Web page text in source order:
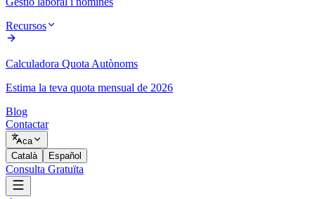
Recursos
Calculadora Quota Autònoms
Estima la teva quota mensual de 2026
Blog
Contactar
ca
Català
Español
Consulta Gratuïta